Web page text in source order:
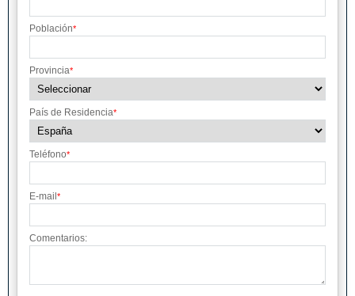
Población*
Provincia*
País de Residencia*
Teléfono*
E-mail *
Comentarios: